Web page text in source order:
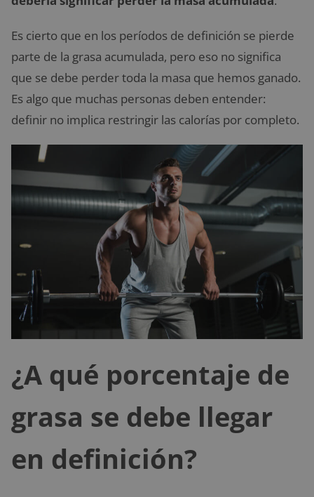
Es cierto que en los períodos de definición se pierde
parte de la grasa acumulada, pero eso no significa
que se debe perder toda la masa que hemos ganado.
Es algo que muchas personas deben entender:
definir no implica restringir las calorías por completo.
¿A qué porcentaje de
grasa se debe llegar
en definición?